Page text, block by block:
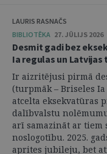
LAURIS RASNAČS
BIBLIOTĒKA 27. JŪLIJS
Desmit gadi bez
Ia regulas un
Ir aizritējusi pirmā
(turpmāk – Briseles
atcelta eksekvatūras
dalībvalstu
arī samazināt ar tiem
noslogotību. 2025.
aprites jubileju, bet